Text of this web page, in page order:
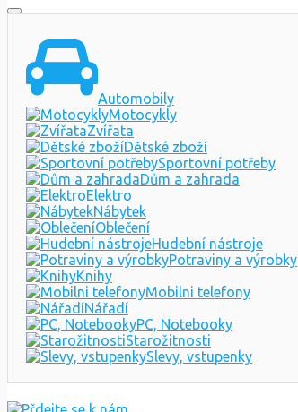
Automobily
Motocykly
Zvířata
Dětské zboží
Sportovní potřeby
Dům a zahrada
Elektro
Nábytek
Oblečení
Hudební nástroje
Potraviny a výrobky
Knihy
Mobilni telefony
Nářadí
PC, Notebooky
Starožitnosti
Slevy, vstupenky